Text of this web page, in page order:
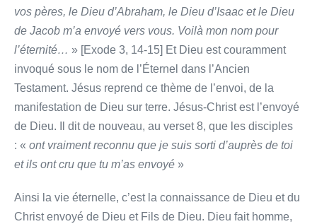
vos pères, le Dieu d’Abraham, le Dieu d’Isaac et le Dieu
de Jacob m’a envoyé vers vous. Voilà mon nom pour
l’éternité… » [Exode 3, 14-15] Et Dieu est couramment
invoqué sous le nom de l’Éternel dans l’Ancien
Testament. Jésus reprend ce thème de l’envoi, de la
manifestation de Dieu sur terre. Jésus-Christ est l’envoyé
de Dieu. Il dit de nouveau, au verset 8, que les disciples
: « ont vraiment reconnu que je suis sorti d’auprès de toi
et ils ont cru que tu m’as envoyé »
Ainsi la vie éternelle, c’est la connaissance de Dieu et du
Christ envoyé de Dieu et Fils de Dieu. Dieu fait homme,